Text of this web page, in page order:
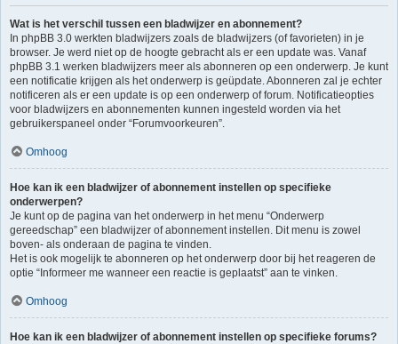
Wat is het verschil tussen een bladwijzer en abonnement?
In phpBB 3.0 werkten bladwijzers zoals de bladwijzers (of favorieten) in je
browser. Je werd niet op de hoogte gebracht als er een update was. Vanaf
phpBB 3.1 werken bladwijzers meer als abonneren op een onderwerp. Je kunt
een notificatie krijgen als het onderwerp is geüpdate. Abonneren zal je echter
notificeren als er een update is op een onderwerp of forum. Notificatieopties
voor bladwijzers en abonnementen kunnen ingesteld worden via het
gebruikerspaneel onder “Forumvoorkeuren”.
Omhoog
Hoe kan ik een bladwijzer of abonnement instellen op specifieke
onderwerpen?
Je kunt op de pagina van het onderwerp in het menu “Onderwerp
gereedschap” een bladwijzer of abonnement instellen. Dit menu is zowel
boven- als onderaan de pagina te vinden.
Het is ook mogelijk te abonneren op het onderwerp door bij het reageren de
optie “Informeer me wanneer een reactie is geplaatst” aan te vinken.
Omhoog
Hoe kan ik een bladwijzer of abonnement instellen op specifieke forums?